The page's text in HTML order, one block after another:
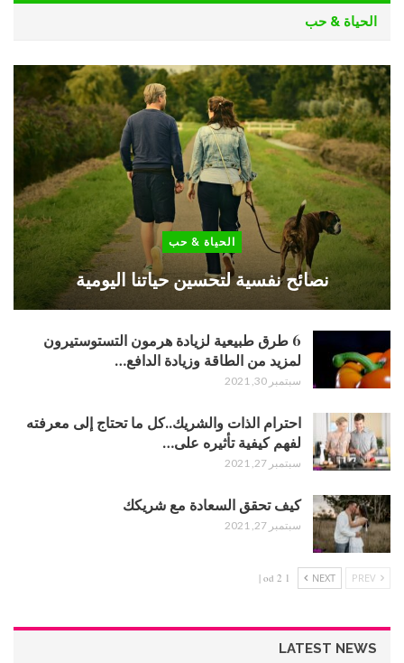
الحياة & حب
الحياة & حب
نصائح نفسية لتحسين حياتنا اليومية
6 طرق طبيعية لزيادة هرمون التستوستيرون
لمزيد من الطاقة وزيادة الدافع…
سبتمبر 30, 2021
احترام الذات والشريك..كل ما تحتاج إلى معرفته
لفهم كيفية تأثيره على…
سبتمبر 27, 2021
كيف تحقق السعادة مع شريكك
سبتمبر 27, 2021
NEXT
1 od 2 |
LATEST NEWS